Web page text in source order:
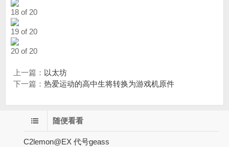
18 of 20
19 of 20
20 of 20
上一篇： 以太坊
下一篇： 热爱运动的高中生将转换为游戏机原件
随便看看
C2lemon@EX 代号geass